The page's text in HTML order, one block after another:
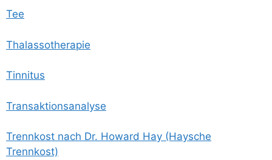
Tee
Thalas­so­the­ra­pie
Tin­ni­tus
Trans­ak­ti­ons­ana­ly­se
Trenn­kost nach Dr. Howard Hay (Hay­sche
Trennkost)